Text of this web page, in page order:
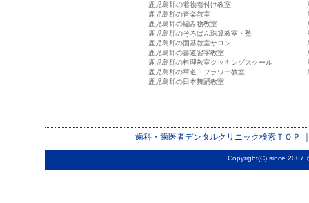
鹿児島郡の着物着付け教室
鹿児島郡の音楽教室
鹿児島郡の編み物教室
鹿児島郡のそろばん珠算教室・塾
鹿児島郡の囲碁教室サロン
鹿児島郡の書道習字教室
鹿児島郡の料理教室クッキングスクール
鹿児島郡の華道・フラワー教室
鹿児島郡の日本舞踊教室
歯科・歯医者デンタルクリニック検索 ＴＯＰ
Copyright(C) since 2007